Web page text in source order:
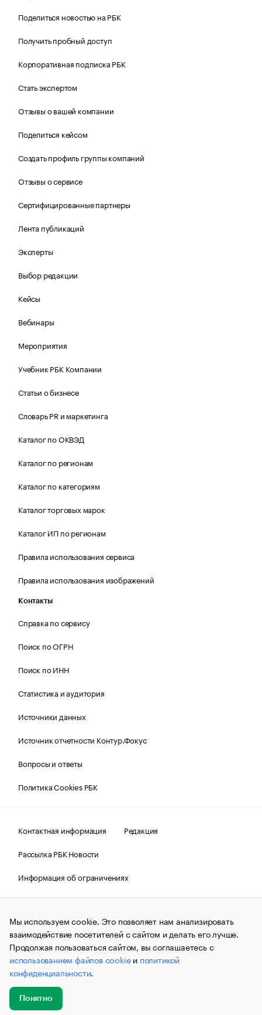
Поделиться новостью на РБК
Получить пробный доступ
Корпоративная подписка РБК
Стать экспертом
Отзывы о вашей компании
Поделиться кейсом
Создать профиль группы компаний
Отзывы о сервисе
Сертифицированные партнеры
Лента публикаций
Эксперты
Выбор редакции
Кейсы
Вебинары
Мероприятия
Учебник РБК Компании
Статьи о бизнесе
Словарь PR и маркетинга
Каталог по ОКВЭД
Каталог по регионам
Каталог по категориям
Каталог торговых марок
Каталог ИП по регионам
Правила использования сервиса
Правила использования изображений
Контакты
Справка по сервису
Поиск по ОГРН
Поиск по ИНН
Статистика и аудитория
Источники данных
Источник отчетности Контур.Фокус
Вопросы и ответы
Политика Cookies РБК
Контактная информация
Редакция
Рассылка РБК Новости
Информация об ограничениях
Правовая информация
О соблюдении авторских прав
© АО «РОСБИЗНЕСКОНСАЛТИНГ»,1995–2026.Сообщения
и материалы информационного агентства «РБК»
(зарегистрировано Федеральной службой по надзору в сфере
связи, информационных технологий и массовых
коммуникаций (Роскомнадзор) 09.12.2015 за номером ИА
№ФС77-63848) сопровождаются пометкой «РБК». Отдельные
публикации могут содержать информацию,
не предназначенную для пользователей
до 18 лет.
Мы используем cookie. Это позволяет нам анализировать
взаимодействие посетителей с сайтом и делать его лучше.
Продолжая пользоваться сайтом, вы соглашаетесь с
использованием файлов cookieи политикой
конфиденциальности.
Понятно